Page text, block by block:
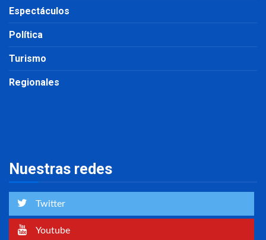
Espectáculos
Política
Turismo
Regionales
Nuestras redes
Twitter
Youtube